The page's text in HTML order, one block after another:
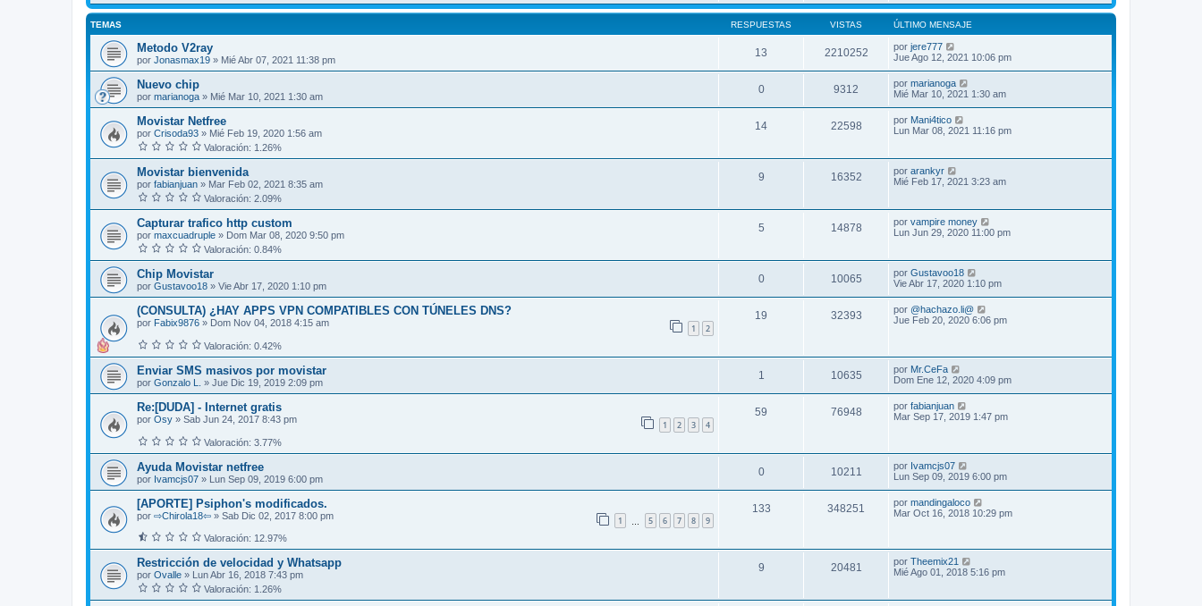
TEMAS RESPUESTAS VISTAS ÚLTIMO MENSAJE
Metodo V2ray
por Jonasmax19 » Mié Abr 07, 2021 11:38 pm
13 2210252 por jere777
Jue Ago 12, 2021 10:06 pm
Nuevo chip
por marianoga » Mié Mar 10, 2021 1:30 am
0 9312 por marianoga
Mié Mar 10, 2021 1:30 am
Movistar Netfree
por Crisoda93 » Mié Feb 19, 2020 1:56 am
Valoración: 1.26%
14 22598 por Mani4tico
Lun Mar 08, 2021 11:16 pm
Movistar bienvenida
por fabianjuan » Mar Feb 02, 2021 8:35 am
Valoración: 2.09%
9 16352 por arankyr
Mié Feb 17, 2021 3:23 am
Capturar trafico http custom
por maxcuadruple » Dom Mar 08, 2020 9:50 pm
Valoración: 0.84%
5 14878 por vampire money
Lun Jun 29, 2020 11:00 pm
Chip Movistar
por Gustavoo18 » Vie Abr 17, 2020 1:10 pm
0 10065 por Gustavoo18
Vie Abr 17, 2020 1:10 pm
(CONSULTA) ¿HAY APPS VPN COMPATIBLES CON TÚNELES DNS?
por Fabix9876 » Dom Nov 04, 2018 4:15 am 1 2
Valoración: 0.42%
19 32393 por @hachazo.li@
Jue Feb 20, 2020 6:06 pm
Enviar SMS masivos por movistar
por Gonzalo L. » Jue Dic 19, 2019 2:09 pm
1 10635 por Mr.CeFa
Dom Ene 12, 2020 4:09 pm
Re:[DUDA] - Internet gratis
por Osy » Sab Jun 24, 2017 8:43 pm 1 2 3 4
Valoración: 3.77%
59 76948 por fabianjuan
Mar Sep 17, 2019 1:47 pm
Ayuda Movistar netfree
por Ivamcjs07 » Lun Sep 09, 2019 6:00 pm
0 10211 por Ivamcjs07
Lun Sep 09, 2019 6:00 pm
[APORTE] Psiphon's modificados.
por ⇨Chirola18⇦ » Sab Dic 02, 2017 8:00 pm 1 5 6 7 8 9
Valoración: 12.97%
133 348251 por mandingaloco
Mar Oct 16, 2018 10:29 pm
Restricción de velocidad y Whatsapp
por Ovalle »
Lun Abr 16, 2018 7:43 pm
Valoración: 1.26%
9 20481 por Theemix21
Mié Ago 01, 2018 5:16 pm